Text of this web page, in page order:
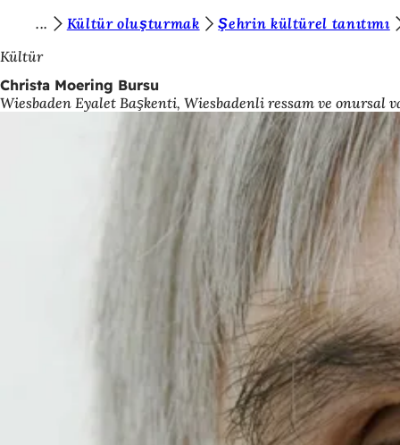
İçeriğe atla
u
r
a
Kültür oluşturmak
Şehrin kültürel tanıtımı
Kültür
Christa Moering Bursu
Wiesbaden Eyalet Başkenti, Wiesbadenli ressam ve onursal